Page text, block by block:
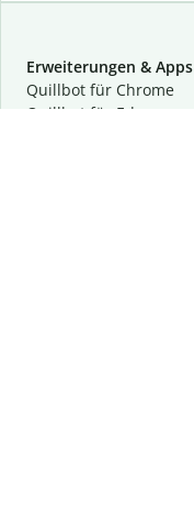
Erweiterungen & Apps
Quillbot für Chrome
Quillbot für Edge